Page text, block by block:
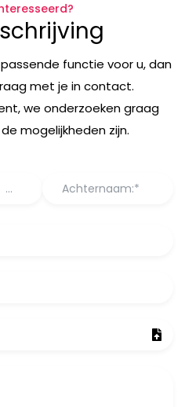
functie voor u, dan
met je in contact.
we onderzoeken graag
mogelijkheden zijn.